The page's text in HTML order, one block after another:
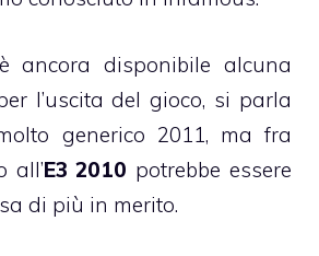
ancora disponibile alcuna
l’uscita del gioco, si parla
generico 2011, ma fra
all’E3 2010 potrebbe essere
di più in merito.